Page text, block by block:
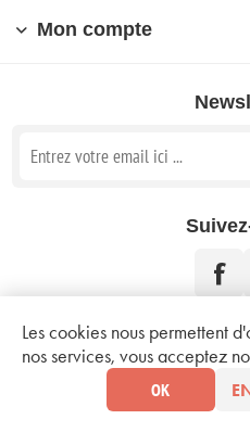
Mon compte
Copyright © 2026 Bricolux. Tous
Les cookies nous permettent
nos services, vous acceptez
OK